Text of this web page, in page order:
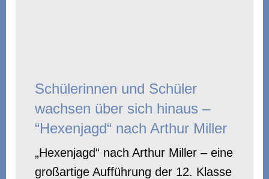
Schülerinnen und Schüler
wachsen über sich hinaus –
“Hexenjagd“ nach Arthur Miller
„Hexenjagd“ nach Arthur Miller – eine
großartige Aufführung der 12. Klasse